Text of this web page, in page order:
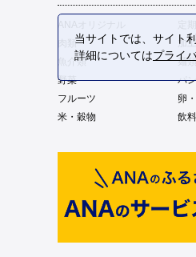
肉類
加
魚介類
麺類
野菜
パ
フルーツ
卵
米・穀物
飲
当サイトでは、サイト
詳細についてはプライ